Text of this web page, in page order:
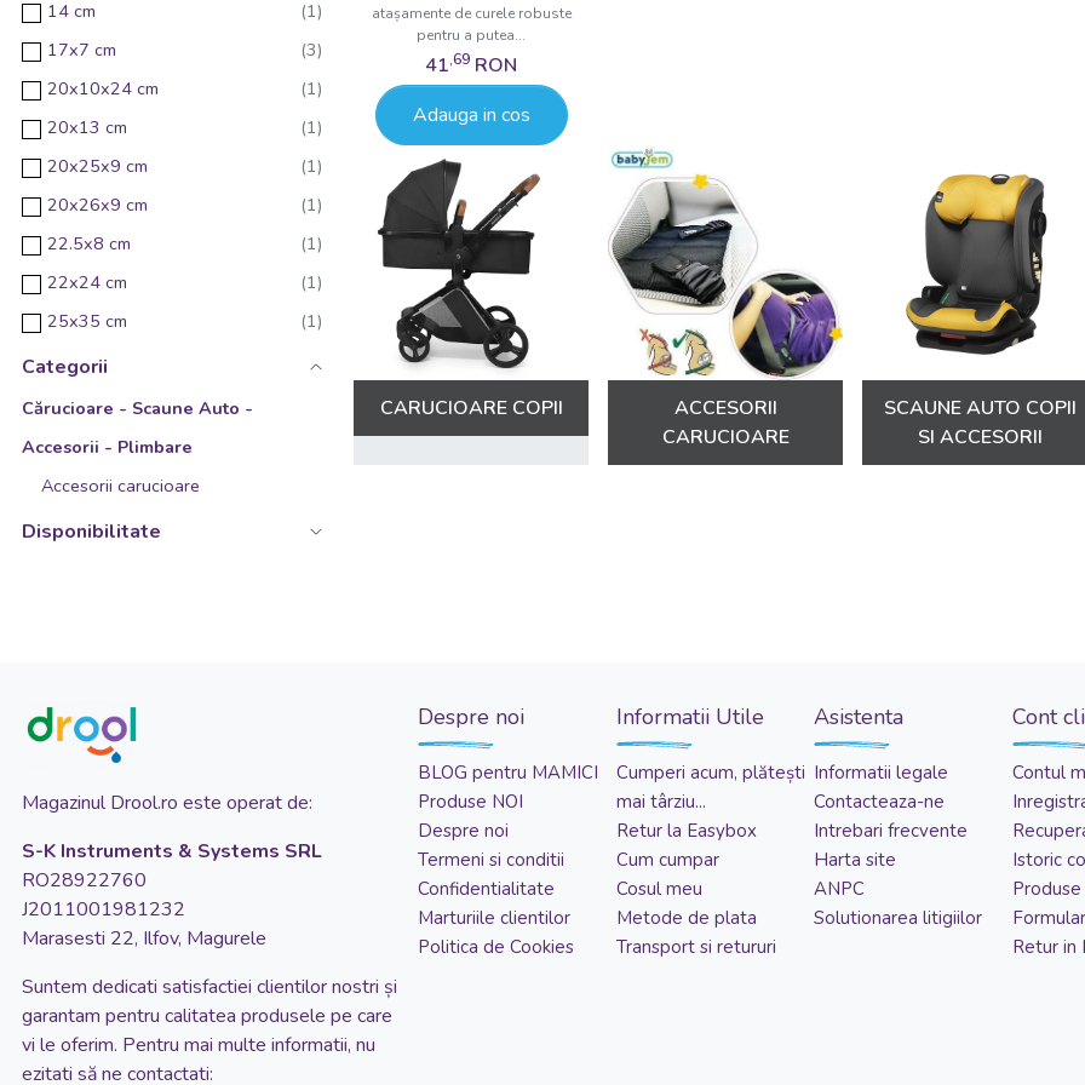
14 cm
17x7 cm
20x10x24 cm
20x13 cm
20x25x9 cm
20x26x9 cm
22.5x8 cm
22x24 cm
25x35 cm
25x47x34 cm
28x68 cm
32x54x35 cm
33.5x41x77 cm
38x51x20 cm
38x83x53 cm
43x80 cm
44x37 cm
52x27 cm
60x30 cm
62x44 cm
65x30 cm
Categorii
Cărucioare - Scaune Auto -
Accesorii - Plimbare
Accesorii carucioare
Disponibilitate
dumneavoastră!
atașamente de curele robuste
pentru a putea...
41,69 RON
Adauga in cos
CARUCIOARE COPII
ACCESORII
CARUCIOARE
SCAUNE AUTO COPII
SI ACCESORII
Magazinul Drool.ro este operat de:
S-K Instruments & Systems SRL
RO28922760
J2011001981232
Marasesti 22, Ilfov, Magurele
Suntem dedicati satisfactiei clientilor nostri și
garantam pentru calitatea produsele pe care
vi le oferim. Pentru mai multe informatii, nu
ezitati să ne contactati:
Despre noi
BLOG pentru MAMICI
Produse NOI
Despre noi
Termeni si conditii
Confidentialitate
Marturiile clientilor
Politica de Cookies
Informatii Utile
Cumperi acum, plătești
mai târziu...
Retur la Easybox
Cum cumpar
Cosul meu
Metode de plata
Transport si retururi
Asistenta
Informatii legale
Contacteaza-ne
Intrebari frecvente
Harta site
ANPC
Solutionarea litigiilor
Cont
Contul
Istoric
Retur in